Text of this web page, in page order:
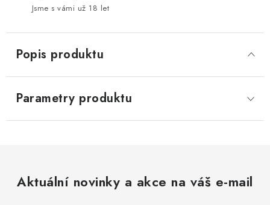
Jsme s vámi už 18 let
Popis produktu
Parametry produktu
Aktuální novinky a akce na váš e-mail